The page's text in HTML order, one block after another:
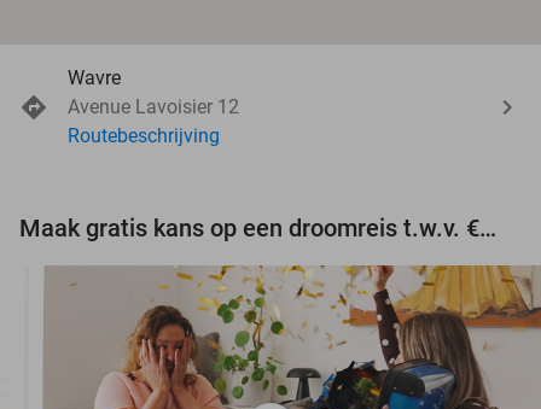
Wavre
Avenue Lavoisier 12
Routebeschrijving
Maak gratis kans op een droomreis t.w.v. €3.000!